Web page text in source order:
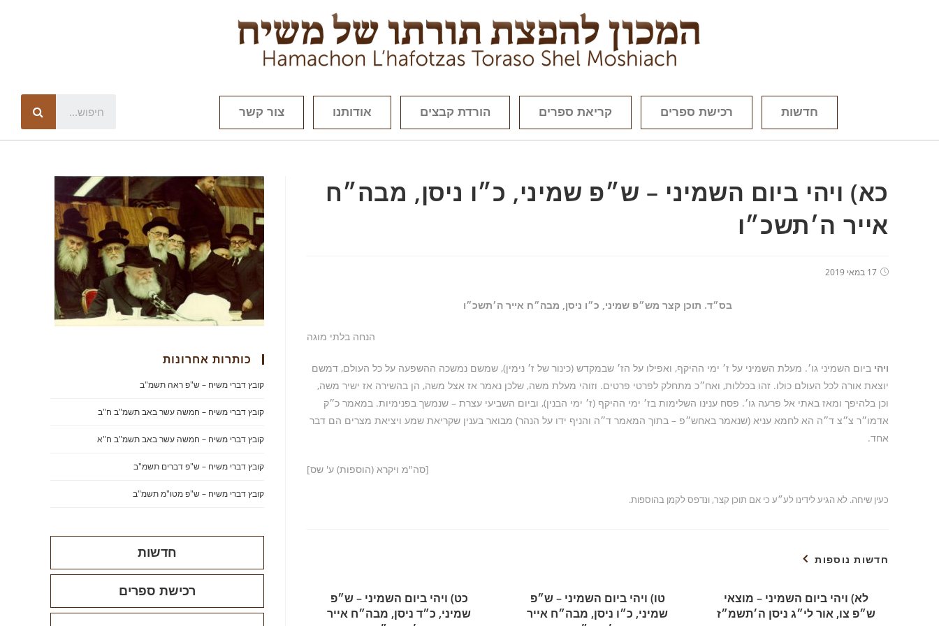
חדשות רכישת ספרים קריאת ספרים הורדת קבצים אודותנו צור קשר
כא) ויהי ביום השמיני – ש״פ שמיני, כ״ו ניסן, מבה״ח
אייר ה׳תשכ״ו
17 במאי 2019
בס״ד. תוכן קצר מש״פ שמיני, כ״ו ניסן, מבה״ח אייר ה׳תשכ״ו
הנחה בלתי מוגה
ויהי ביום השמיני גו׳. מעלת השמיני על ז׳ ימי ההיקף, ואפילו על הז׳ שבמקדש (כינור של ז׳ נימין), שמשם נמשכה ההשפעה על כל העולם, דמשם
יוצאת אורה לכל העולם כולו. זהו בכללות, ואח״כ מתחלק לפרטי פרטים. וזוהי מעלת משה, שלכן נאמר אז אצל משה, הן בהשירה אז ישיר משה,
וכן בלהיפך ומאז באתי אל פרעה גו׳. פסח ענינו השלימות בז׳ ימי ההיקף (ז׳ ימי הבנין), וביום השביעי עצרת – שנמשך בפנימיות. במאמר כ״ק
אדמו״ר צ״צ ד״ה הא לחמא עניא (שנאמר באחש״פ – בתוך המאמר ד״ה והניף ידו על הנהר) מבואר בענין שקריאת שמע ויציאת מצרים הם דבר
אחד.
[סה"מ ויקרא (הוספות) ע' שס]
כעין שיחה. לא הגיע לידינו לע״ע כי אם תוכן קצר, ונדפס לקמן בהוספות.
חדשות נוספות
כט) ויהי ביום השמיני – ש״פ
שמיני, כ״ד ניסן, מבה״ח אייר
טו) ויהי ביום השמיני – ש״פ
שמיני, כ״ו ניסן, מבה״ח אייר
לא) ויהי ביום השמיני – מוצאי
ש״פ צו, אור לי״ג ניסן ה׳תשמ״ז
כותרות אחרונות
קובץ דברי משיח – ש"פ ראה תשמ"ב
קובץ דברי משיח – חמשה עשר באב תשמ"ב ח"ב
קובץ דברי משיח – חמשה עשר באב תשמ"ב ח"א
קובץ דברי משיח – ש"פ דברים תשמ"ב
קובץ דברי משיח – ש"פ מטו"מ תשמ"ב
חדשות
רכישת ספרים